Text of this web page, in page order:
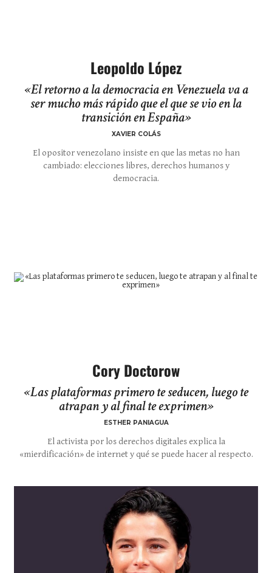
Leopoldo López
«El retorno a la democracia en Venezuela va a
ser mucho más rápido que el que se vio en la
transición en España»
XAVIER COLÁS
El opositor venezolano insiste en que las metas no han
cambiado: elecciones libres, derechos humanos y
democracia.
Cory Doctorow
«Las plataformas primero te seducen, luego te
atrapan y al final te exprimen»
ESTHER PANIAGUA
El activista por los derechos digitales explica la
«mierdificación» de internet y qué se puede hacer al respecto.